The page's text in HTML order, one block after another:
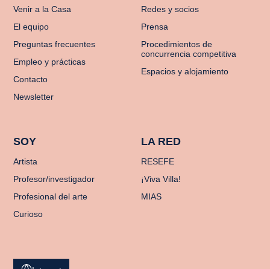
Venir a la Casa
El equipo
Preguntas frecuentes
Empleo y prácticas
Contacto
Newsletter
Redes y socios
Prensa
Procedimientos de
concurrencia competitiva
Espacios y alojamiento
SOY
Artista
Profesor/investigador
Profesional del arte
Curioso
LA RED
RESEFE
¡Viva Villa!
MIAS